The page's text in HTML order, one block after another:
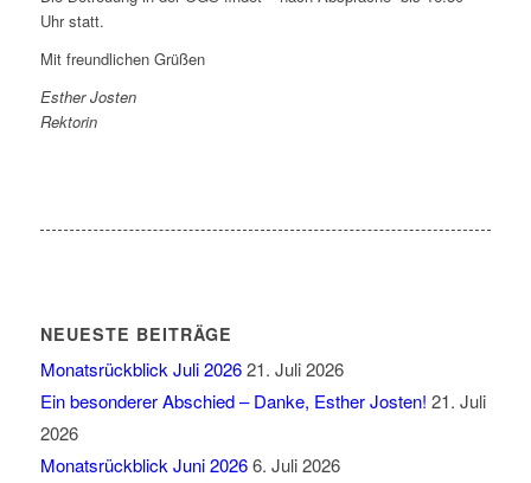
Uhr statt.
Mit freundlichen Grüßen
Esther Josten
Rektorin
NEUESTE BEITRÄGE
Monatsrückblick Juli 2026 21. Juli 2026
Ein besonderer Abschied – Danke, Esther Josten! 21. Juli
2026
Monatsrückblick Juni 2026 6. Juli 2026